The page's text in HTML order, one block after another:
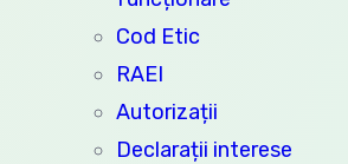
Cod Etic
RAEI
Autorizații
Declarații interese